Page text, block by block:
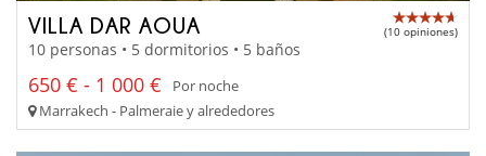
VILLA DAR AOUA (10 opiniones)
10 personas • 5 dormitorios • 5 baños
650 € - 1 000 €
Por noche
Marrakech - Palmeraie y alrededores